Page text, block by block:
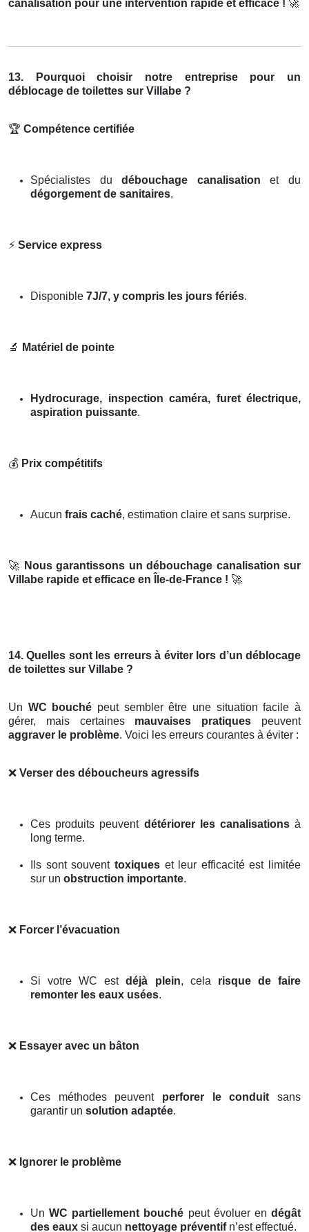
canalisation pour une intervention rapide et efficace ! 🚀
13. Pourquoi choisir notre entreprise pour un
déblocage de toilettes sur Villabe ?
🏆 Compétence certifiée
Spécialistes dudébouchage canalisation et du
dégorgement de sanitaires.
⚡ Service express
Disponible 7J/7, y compris les jours fériés.
🔬 Matériel de pointe
Hydrocurage, inspection caméra, furet électrique,
aspiration puissante.
💰 Prix compétitifs
Aucun frais caché, estimation claire et sans surprise.
🚀 Nous garantissons un débouchage canalisation sur
Villabe rapide et efficace en Île-de-France ! 🚀
14. Quelles sont les erreurs à éviter lors d’un déblocage
de toilettes sur Villabe ?
Un WC bouché peut sembler être une situation facile à
gérer, mais certaines mauvaises pratiques peuvent
aggraver le problème. Voici les erreurs courantes à éviter :
❌ Verser des déboucheurs agressifs
Ces produits peuvent détériorer les canalisationsà
long terme.
Ils sont souvent toxiqueset leur efficacité est limitée
sur un obstruction importante.
❌ Forcer l’évacuation
Si votre WC estdéjà plein, cela risque de faire
remonter les eaux usées.
❌ Essayer avec un bâton
Ces méthodes peuvent perforer le conduit sans
garantir un solution adaptée.
❌ Ignorer le problème
UnWC partiellement bouché peut évoluer endégât
des eaux si aucun nettoyage préventifn’est effectué.